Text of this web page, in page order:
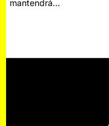
mantendrá…